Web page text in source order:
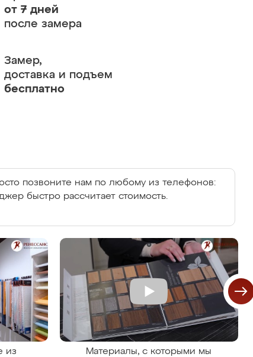
от 7 дней
после замера
Замер,
доставка и подъем
бесплатно
позвоните нам по любому из телефонов:
быстро рассчитает стоимость.
из
Материалы, с которыми мы